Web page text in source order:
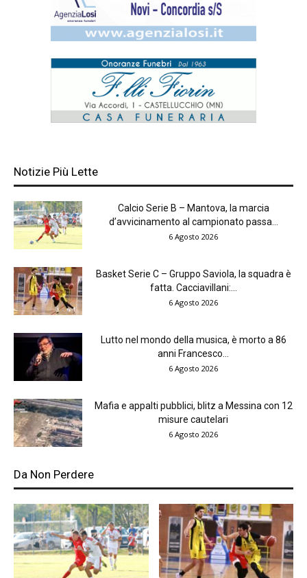
Notizie Più Lette
Calcio Serie B – Mantova, la marcia
d’avvicinamento al campionato passa...
6 Agosto 2026
Basket Serie C – Gruppo Saviola, la squadra è
fatta. Cacciavillani:...
6 Agosto 2026
Lutto nel mondo della musica, è morto a 86
anni Francesco...
6 Agosto 2026
Mafia e appalti pubblici, blitz a Messina con 12
misure cautelari
6 Agosto 2026
Da Non Perdere